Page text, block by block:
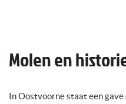
Molen en
In Oostvoorne staat een